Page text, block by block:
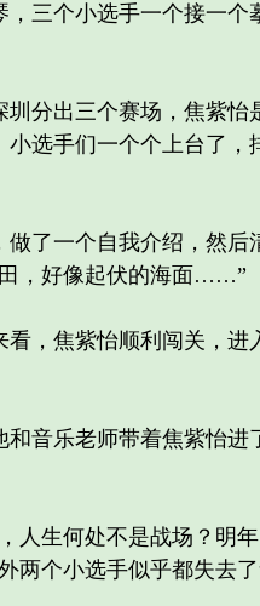
三个小选手一个接一个
分出三个赛场，焦紫怡
选手们一个个上台了，
了一个自我介绍，然后
田，好像起伏的海面……”
，焦紫怡顺利闯关，进
音乐老师带着焦紫怡进
生何处不是战场？明
两个小选手似乎都失去